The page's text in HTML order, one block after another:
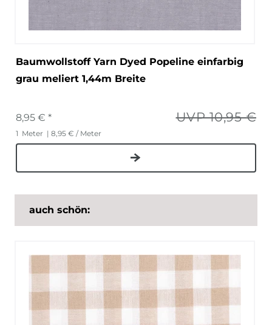
Baumwollstoff Yarn Dyed Popeline einfarbig
grau meliert 1,44m Breite
UVP 10,95 €
8,95 € *
1 Meter | 8,95 € / Meter
auch schön: